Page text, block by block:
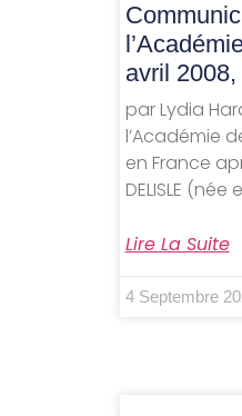
avril 2008,
par Lydia
l’Académie
en France
DELISLE (née
Lire La Suite
4 Septembre